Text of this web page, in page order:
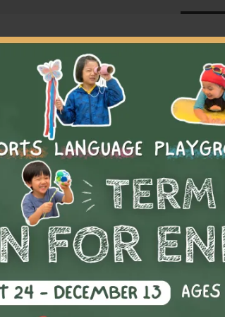
課程介紹
球課程協助學生掌握及鍛煉基本程度技巧，
認識及了解。學生將會學習結交朋友、有
敏捷性、平衡及協調能力。他們會獨立或
善個別技巧的能力及熟練程度，例如